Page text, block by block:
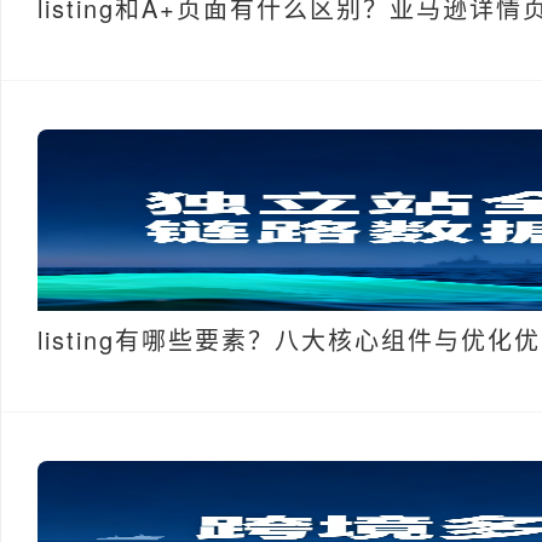
listing和A+页面有什么区别？亚马逊详情
listing有哪些要素？八大核心组件与优化